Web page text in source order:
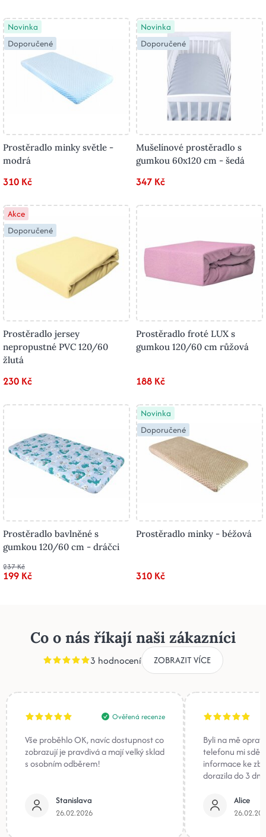
Novinka
Doporučené
Prostěradlo minky světle -
modrá
310 Kč
Novinka
Doporučené
Mušelínové prostěradlo s
gumkou 60x120 cm - šedá
347 Kč
Akce
Doporučené
Prostěradlo jersey
nepropustné PVC 120/60
žlutá
230 Kč
Prostěradlo froté LUX s
gumkou 120/60 cm růžová
188 Kč
Prostěradlo bavlněné s
gumkou 120/60 cm - dráčci
237 Kč
199 Kč
Novinka
Doporučené
Prostěradlo minky - béžová
310 Kč
Co o nás říkají naši zákazníci
3 hodnocení ZOBRAZIT VÍCE
Ověřená recenze
Vše proběhlo OK, navíc dostupnost co
zobrazují je pravdivá a mají velký sklad
s osobním odběrem!
Stanislava
26.02.2026
Byli na mě
telefonu mi
informace ke
dorazila do 3
Alice